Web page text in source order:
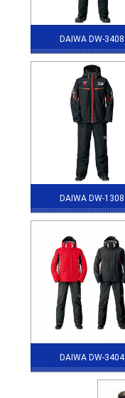
DAIWA DW-3408
DAIWA DW-1308
DAIWA DW-3404